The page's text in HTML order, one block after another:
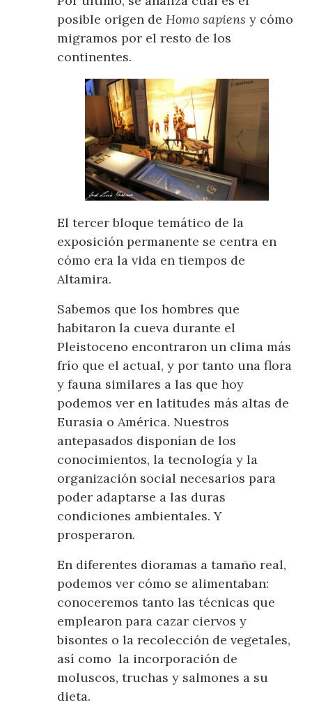
posible origen deHomo sapiens y cómo
migramos por el resto de los
continentes.
El tercer bloque temático de la
exposición permanente se centra en
cómo era la vida en tiempos de
Altamira.
Sabemos que los hombres que
habitaron la cueva durante el
Pleistoceno encontraron un clima más
frío que el actual, y por tanto una flora
y fauna similares a las que hoy
podemos ver en latitudes más altas de
Eurasia o América. Nuestros
antepasados disponían de los
conocimientos, la tecnología y la
organización social necesarios para
poder adaptarse a las duras
condiciones ambientales. Y
prosperaron.
En diferentes dioramas a tamaño real,
podemos ver cómo se alimentaban:
conoceremos tanto las técnicas que
emplearon para cazar ciervos y
bisontes o la recolección de vegetales,
así como la incorporación de
moluscos, truchas y salmones a su
dieta.